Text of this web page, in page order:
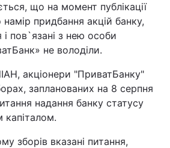
що на момент публікації
придбання акцій банку,
і пов`язані з нею особи
не володіли.
акціонери "ПриватБанку"
запланованих на 8 серпня
надання банку статусу
капіталом.
зборів вказані питання,